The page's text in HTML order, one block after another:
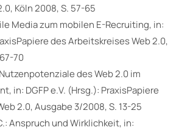
Köln 2008, S. 57-65
Media zum mobilen E-Recruiting, in:
des Arbeitskreises Web 2.0,
70
Nutzenpotenziale des Web 2.0 im
in: DGFP e.V. (Hrsg.): PraxisPapiere
2.0, Ausgabe 3/2008, S. 13-25
Anspruch und Wirklichkeit, in: